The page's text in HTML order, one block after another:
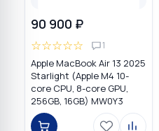
90 900 ₽
☆☆☆☆☆ 1
Apple MacBook Air 13 2025
Starlight (Apple M4 10-
core CPU, 8-core GPU,
256GB, 16GB) MW0Y3